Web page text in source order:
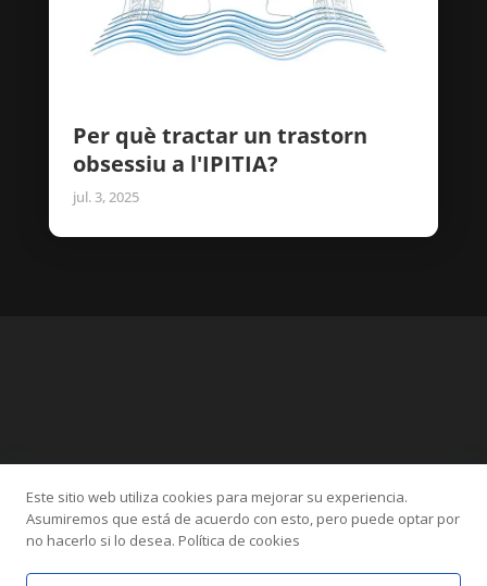
Per què tractar un trastorn
obsessiu a l'IPITIA?
jul. 3, 2025
Categories
Altres Ansietat IPITIA Sexologia
TOC Homosexual
Tractaments Intensius
Este sitio web utiliza cookies para mejorar su experiencia.
Asumiremos que está de acuerdo con esto, pero puede optar por
no hacerlo si lo desea. Política de cookies